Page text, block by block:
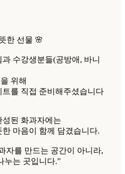
한 선물 🌸
수강생분들(공방애, 바니
위해
를 직접 준비해주셨습니다
된 화과자에는
마음이 함께 담겼습니다.
자를 만드는 공간이 아니라,
누는 곳입니다.”